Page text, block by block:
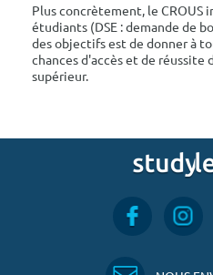
Plus concrètement, le CROUS
étudiants (DSE : demande de
des objectifs est de donner à
chances d'accès et de réussite
supérieur.